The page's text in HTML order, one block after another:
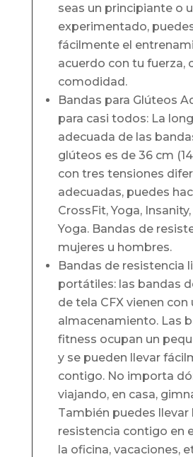
seas un principiante o
experimentado,
fácilmente el
acuerdo con tu fuerza,
comodidad.
Bandas para Glúteos
para casi todos: La
adecuada de las
glúteos es de 36 cm
con tres tensiones
adecuadas, puedes
CrossFit, Yoga,
Yoga. Bandas de
mujeres u hombres.
Bandas de resistencia
portátiles: las bandas
de tela CFX vienen con
almacenamiento. Las
fitness ocupan un
y se pueden llevar
contigo. No importa
viajando, en casa,
También puedes llevar
resistencia contigo en
la oficina, vacaciones,